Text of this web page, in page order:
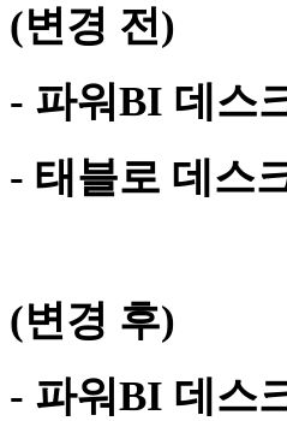
(변경 전)
- 파워BI 데스
- 태블로 데스
(변경 후)
- 파워BI 데스